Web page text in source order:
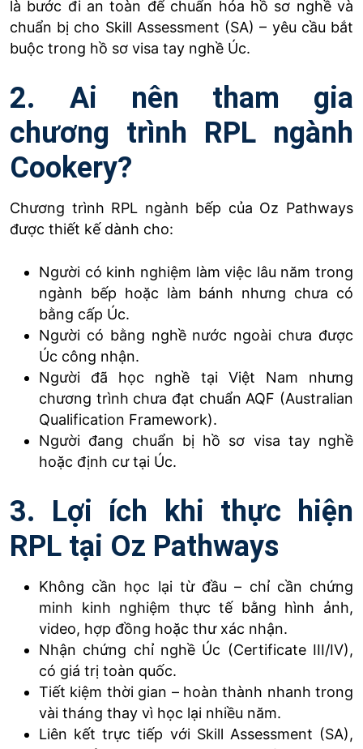
là bước đi an toàn để chuẩn hóa hồ sơ nghề và
chuẩn bị cho Skill Assessment (SA) – yêu cầu bắt
buộc trong hồ sơ visa tay nghề Úc.
2. Ai nên tham gia
chương trình RPL ngành
Cookery?
Chương trình RPL ngành bếp của Oz Pathways
được thiết kế dành cho:
Người có kinh nghiệm làm việc lâu năm trong
ngành bếp hoặc làm bánh nhưng chưa có
bằng cấp Úc.
Người có bằng nghề nước ngoài chưa được
Úc công nhận.
Người đã học nghề tại Việt Nam nhưng
chương trình chưa đạt chuẩn AQF (Australian
Qualification Framework).
Người đang chuẩn bị hồ sơ visa tay nghề
hoặc định cư tại Úc.
3. Lợi ích khi thực hiện
RPL tại Oz Pathways
Không cần học lại từ đầu – chỉ cần chứng
minh kinh nghiệm thực tế bằng hình ảnh,
video, hợp đồng hoặc thư xác nhận.
Nhận chứng chỉ nghề Úc (Certificate III/IV),
có giá trị toàn quốc.
Tiết kiệm thời gian – hoàn thành nhanh trong
vài tháng thay vì học lại nhiều năm.
Liên kết trực tiếp với Skill Assessment (SA),